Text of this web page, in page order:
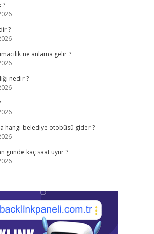
?
?
ne anlama gelir ?
nedir ?
hangi belediye otobüsü gider ?
günde kaç saat uyur ?